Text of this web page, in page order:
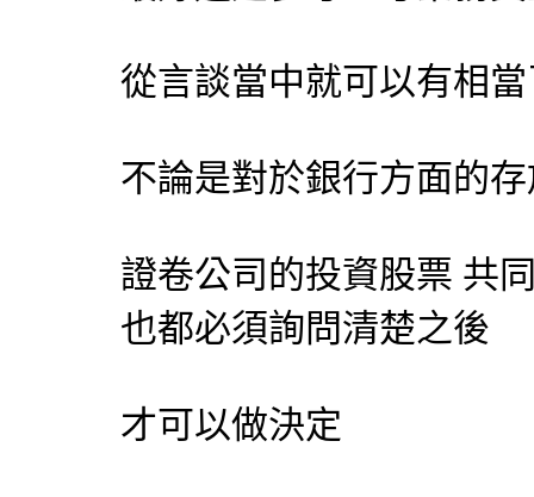
從言談當中就可以有相
不論是對於銀行方面的
證卷公司的投資股票 共
也都必須詢問清楚之後
才可以做決定